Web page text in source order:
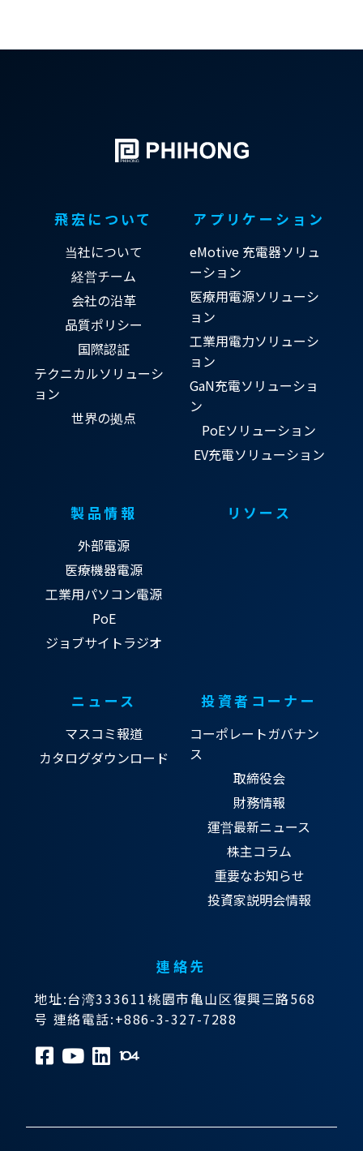
飛宏について
当社について
経営チーム
会社の沿革
品質ポリシー
国際認証
テクニカルソリューシ
ョン
世界の拠点
アプリケーション
eMotive 充電器ソリュ
ーション
医療用電源ソリューシ
ョン
工業用電力ソリューシ
ョン
GaN充電ソリューショ
ン
PoEソリューション
EV充電ソリューション
製品情報
外部電源
医療機器電源
工業用パソコン電源
PoE
ジョブサイトラジオ
リソース
ニュース
マスコミ報道
カタログダウンロード
投資者コーナー
コーポレートガバナン
ス
取締役会
財務情報
運営最新ニュース
株主コラム
重要なお知らせ
投資家説明会情報
連絡先
地址:台湾333611桃園市亀山区復興三路568
号 連絡電話:+886-3-327-7288